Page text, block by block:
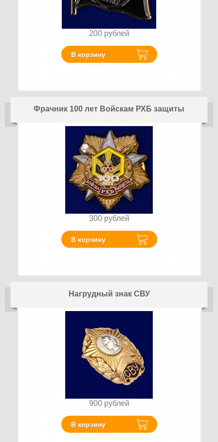
200 рублей
В корзину
Фрачник 100 лет Войскам РХБ защиты
300 рублей
В корзину
Нагрудный знак СВУ
900 рублей
В корзину